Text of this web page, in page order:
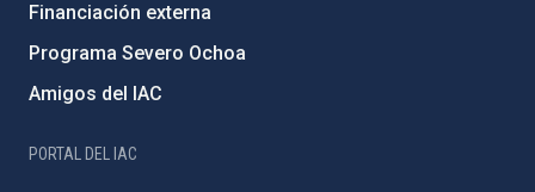
Financiación externa
Programa Severo Ochoa
Amigos del IAC
PORTAL DEL IAC